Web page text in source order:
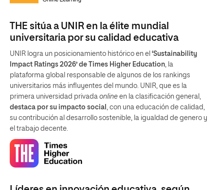
THE sitúa a UNIR en la élite mundial
universitaria por su calidad educativa
UNIR logra un posicionamiento histórico en el ‘Sustainability
Impact Ratings 2026’ de Times Higher Education, la
plataforma global responsable de algunos de los rankings
universitarios más influyentes del mundo. UNIR, que es la
primera universidad privada online en la clasificación general,
destaca por su impacto social , con una educación de calidad,
su contribución al desarrollo sostenible, la igualdad de genero y
el trabajo decente.